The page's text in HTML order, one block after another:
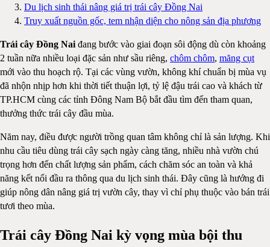
Du lịch sinh thái nâng giá trị trái cây Đồng Nai
Truy xuất nguồn gốc, tem nhận diện cho nông sản địa phương
Trái cây Đồng Nai đang bước vào giai đoạn sôi động dù còn khoảng
2 tuần nữa nhiều loại đặc sản như sầu riêng, chôm chôm, măng cụt
mới vào thu hoạch rộ. Tại các vùng vườn, không khí chuẩn bị mùa vụ
đã nhộn nhịp hơn khi thời tiết thuận lợi, tỷ lệ đậu trái cao và khách từ
TP.HCM cùng các tỉnh Đông Nam Bộ bắt đầu tìm đến tham quan,
thưởng thức trái cây đầu mùa.
Năm nay, điều được người trồng quan tâm không chỉ là sản lượng. Khi
nhu cầu tiêu dùng trái cây sạch ngày càng tăng, nhiều nhà vườn chú
trọng hơn đến chất lượng sản phẩm, cách chăm sóc an toàn và khả
năng kết nối đầu ra thông qua du lịch sinh thái. Đây cũng là hướng đi
giúp nông dân nâng giá trị vườn cây, thay vì chỉ phụ thuộc vào bán trái
tươi theo mùa.
Trái cây Đồng Nai kỳ vọng mùa bội thu